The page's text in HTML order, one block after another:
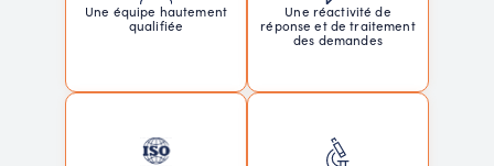
Une équipe hautement
qualifiée
Une réactivité de
réponse et de traitement
des demandes